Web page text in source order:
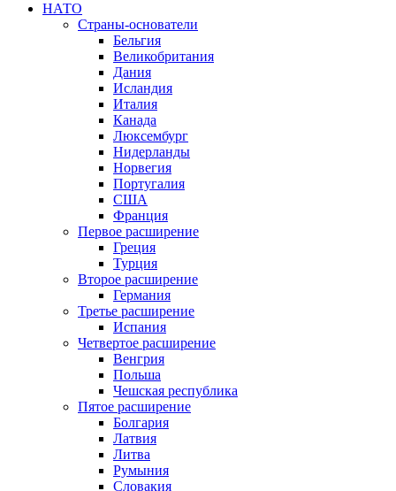
НАТО
Страны-основатели
Бельгия
Великобритания
Дания
Исландия
Италия
Канада
Люксембург
Нидерланды
Норвегия
Португалия
США
Франция
Первое расширение
Греция
Турция
Второе расширение
Германия
Третье расширение
Испания
Четвертое расширение
Венгрия
Польша
Чешская республика
Пятое расширение
Болгария
Латвия
Литва
Румыния
Словакия